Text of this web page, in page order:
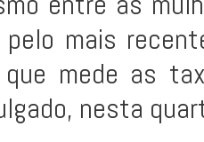
mais
mede as
nesta